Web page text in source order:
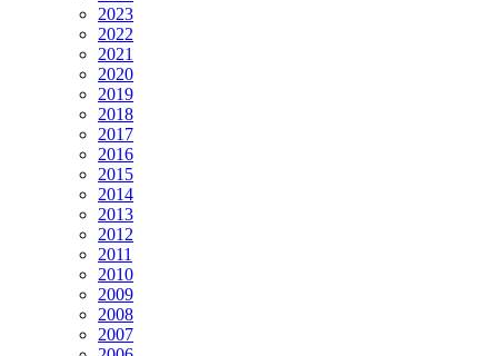
2023
2022
2021
2020
2019
2018
2017
2016
2015
2014
2013
2012
2011
2010
2009
2008
2007